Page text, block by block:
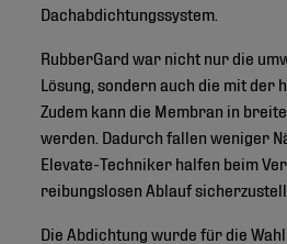
Dachabdichtungssystem.
RubberGard war nicht nur die
Lösung, sondern auch die mit der
Zudem kann die Membran in
werden. Dadurch fallen weniger
Elevate-Techniker halfen beim
reibungslosen Ablauf
Die Abdichtung wurde für die